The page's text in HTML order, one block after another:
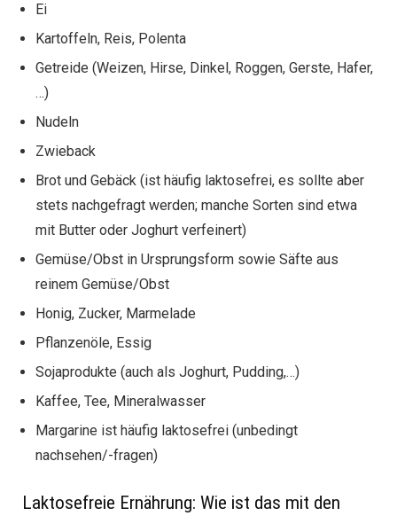
Ei
Kartoffeln, Reis, Polenta
Getreide (Weizen, Hirse, Dinkel, Roggen, Gerste, Hafer,
…)
Nudeln
Zwieback
Brot und Gebäck (ist häufig laktosefrei, es sollte aber
stets nachgefragt werden; manche Sorten sind etwa
mit Butter oder Joghurt verfeinert)
Gemüse/Obst in Ursprungsform sowie Säfte aus
reinem Gemüse/Obst
Honig, Zucker, Marmelade
Pflanzenöle, Essig
Sojaprodukte (auch als Joghurt, Pudding,…)
Kaffee, Tee, Mineralwasser
Margarine ist häufig laktosefrei (unbedingt
nachsehen/-fragen)
Laktosefreie Ernährung: Wie ist das mit den